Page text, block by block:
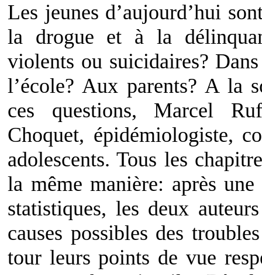
Les jeunes d’aujourd’hui
la drogue et à la
violents ou suicidaires?
l’école? Aux parents? A la
ces questions, Marcel
Choquet, épidémiologiste,
adolescents. Tous les
la même manière: après
statistiques, les deux
causes possibles des
tour leurs points de vue